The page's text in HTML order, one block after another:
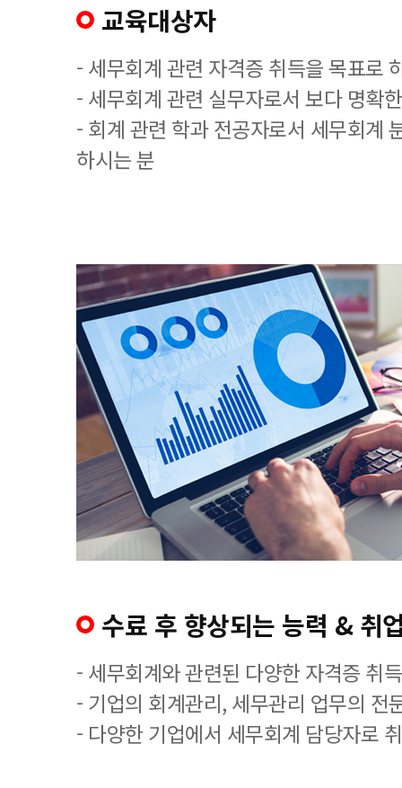
교육대상자
- 세무회계 관련 자격증 취득을 목표로
- 세무회계 관련 실무자로서 보다 명확
- 회계 관련 학과 전공자로서 세무회계
하시는 분
수료 후 향상되는 능력 & 취
- 세무회계와 관련된 다양한 자격증 취
- 기업의 회계관리, 세무관리 업무의 전
- 다양한 기업에서 세무회계 담당자로